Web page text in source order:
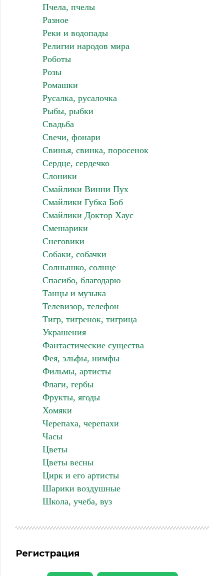
Пчела, пчелы
Разное
Реки и водопады
Религии народов мира
Роботы
Розы
Ромашки
Русалка, русалочка
Рыбы, рыбки
Свадьба
Свечи, фонари
Свинья, свинка, поросенок
Сердце, сердечко
Слоники
Смайлики Винни Пух
Смайлики Губка Боб
Смайлики Доктор Хаус
Смешарики
Снеговики
Собаки, собачки
Солнышко, солнце
Спасибо, благодарю
Танцы и музыка
Телевизор, телефон
Тигр, тигренок, тигрица
Украшения
Фантастические существа
Фея, эльфы, нимфы
Фильмы, артисты
Флаги, гербы
Фрукты, ягоды
Хомяки
Черепаха, черепахи
Часы
Цветы
Цветы весны
Цирк и его артисты
Шарики воздушные
Школа, учеба, вуз
Регистрация